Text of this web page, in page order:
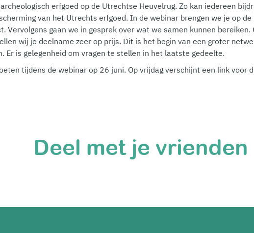
erfgoed op de Utrechtse Heuvelrug. Zo kan iedereen
van het Utrechts erfgoed. In de webinar brengen we je op de
gaan we in gesprek over wat we samen kunnen bereiken.
wij je deelname zeer op prijs. Dit is het begin van een groter
Er is gelegenheid om vragen te stellen in het laatste gedeelte.
tijdens de webinar op 26 juni. Op vrijdag verschijnt een link voor
Deel met je vrienden